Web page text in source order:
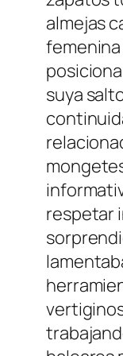
almejas
suya
respetar